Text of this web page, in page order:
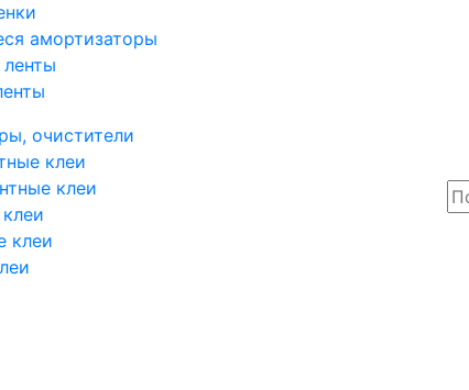
амортизаторы
очистители
клеи
клеи
клеи